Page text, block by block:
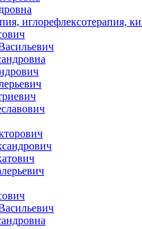
иглорефлексотерапия,